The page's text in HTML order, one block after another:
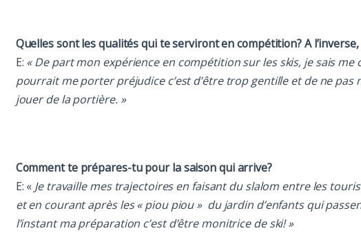
Quelles sont les qualités qui te serviront en compétition? A
E: « De part mon expérience en compétition sur les skis, je sais
pourrait me porter préjudice c’est d’être trop gentille et de ne pas
jouer de la portière. »
Comment te prépares-tu pour la saison qui arrive?
E: « Je travaille mes trajectoires en faisant du slalom entre les
et en courant après les « piou piou » du jardin d’enfants qui
l’instant ma préparation c’est d’être monitrice de ski! »